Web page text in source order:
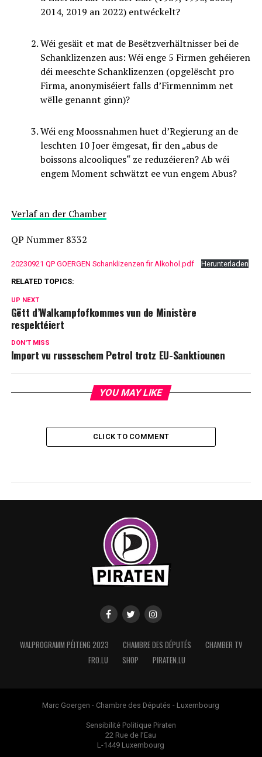
2014, 2019 an 2022) entwéckelt?
Wéi gesäit et mat de Besëtzverhältnisser bei de
Schanklizenzen aus: Wéi enge 5 Firmen gehéieren
déi meeschte Schanklizenzen (opgelëscht pro
Firma, anonymiséiert falls d’Firmennimm net
wëlle genannt ginn)?
Wéi eng Moossnahmen huet d’Regierung an de
leschten 10 Joer ëmgesat, fir den „abus de
boissons alcooliques“ ze reduzéieren? Ab wéi
engem Moment schwätzt ee vun engem Abus?
Verlaf an der Chamber
QP Nummer 8332
20230921 QP GOERGEN Schanklizenzen fir Alkohol.pdf
Herunterladen
RELATED TOPICS:
UP NEXT
Gëtt d’Walkampfofkommes vun de Ministère
respektéiert
DON'T MISS
Import vu russeschem Petrol trotz EU-Sanktiounen
YOU MAY LIKE
CLICK TO COMMENT
WALPROGRAMM PÉITENG 2023 CHAMBRE DES DÉPUTÉS
CHAMBER TV
FRO.LU
SHOP PIRATEN.LU
Marc Goergen - Chambre des Députés - Luxembourg
Sensibilité Politique Piraten
22 Rue de l’Eau
L-1449 Luxembourg